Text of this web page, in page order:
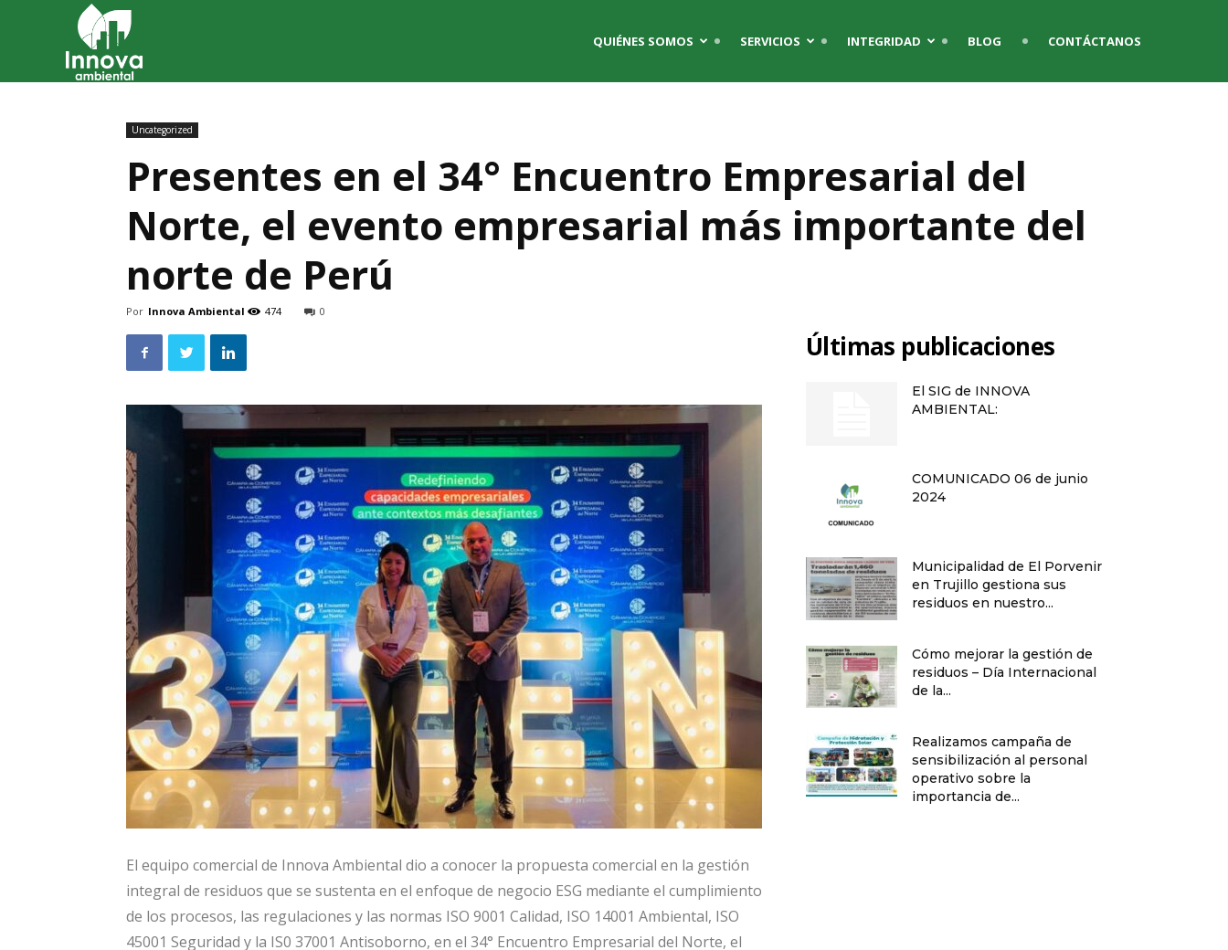
Ambiental
QUIÉNES SOMOS SERVICIOS INTEGRIDAD BLOG CONTÁCTANOS
Uncategorized
Presentes en el 34° Encuentro Empresarial del
Norte, el evento empresarial más importante del
norte de Perú
Por Innova Ambiental 474 0
El equipo comercial de Innova Ambiental dio a conocer la propuesta comercial en la gestión
integral de residuos que se sustenta en el enfoque de negocio ESG mediante el cumplimiento
de los procesos, las regulaciones y las normas ISO 9001 Calidad, ISO 14001 Ambiental, ISO
45001 Seguridad y la IS0 37001 Antisoborno, en el 34° Encuentro Empresarial del Norte, el
Últimas publicaciones
El SIG de INNOVA
AMBIENTAL:
COMUNICADO 06 de junio
2024
Municipalidad de El Porvenir
en Trujillo gestiona sus
residuos en nuestro...
Cómo mejorar la gestión de
residuos – Día Internacional
de la...
Realizamos campaña de
sensibilización al personal
operativo sobre la
importancia de...